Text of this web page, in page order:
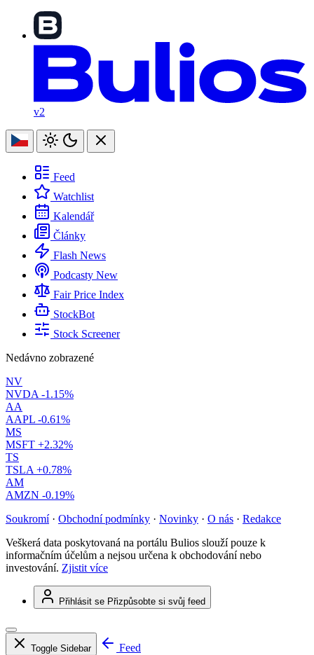
v2
Feed
Watchlist
Kalendář
Články
Flash News
Podcasty New
Fair Price Index
StockBot
Stock Screener
Nedávno zobrazené
NV
NVDA -1.15%
AA
AAPL -0.61%
MS
MSFT +2.32%
TS
TSLA +0.78%
AM
AMZN -0.19%
Soukromí · Obchodní podmínky · Novinky · O nás · Redakce
Veškerá data poskytovaná na portálu Bulios slouží pouze k
informačním účelům a nejsou určena k obchodování nebo
investování. Zjistit více
Přihlásit se Přizpůsobte si svůj feed
Toggle Sidebar
Feed